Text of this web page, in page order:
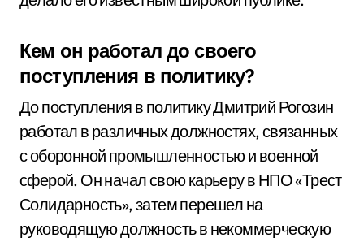
Кем он работал до своего
поступления в политику?
До поступления в политику Дмитрий Рогозин
работал в различных должностях, связанных
с оборонной промышленностью и военной
сферой. Он начал свою карьеру в НПО «Трест
Солидарность», затем перешел на
руководящую должность в некоммерческую